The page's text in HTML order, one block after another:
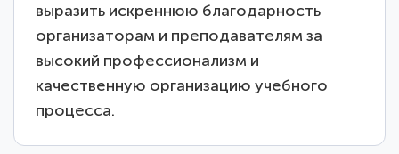
выразить искреннюю благодарность
организаторам и преподавателям за
высокий профессионализм и
качественную организацию учебного
процесса.